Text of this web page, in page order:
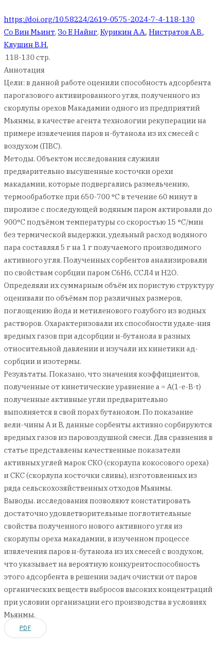
https://doi.org/10.58224/2619-0575-2024-7-4-118-130
Со Вин Мьинт, Зо Е Найнг, Курикин А.А., Нистратов А.В.,
Клушин В.Н.
118-130 стр.
Аннотация
Цели: в данной работе оценили способность адсорбента
парогазового активированного угля, полученного из
скорлупы орехов Макадамии одного из предприятий
Мьянмы, в качестве агента технологии рекуперации на
примере извлечения паров н-бутанола из их смесей с
воздухом (ПВС).
Методы. Объектом исследования служили
предварительно высушенные косточки орехи
макадамии, которые подвергались размельчению,
термообработке при 650-700 °С в течение 60 минут в
пиролизе с последующей водяным паром актировали до
900°С подъёмом температуры со скоростью 15 °С/мин
без термической выдержки, удельный расход водяного
пара составлял 5 г на 1 г получаемого производимого
активного угля. Полученных сорбентов анализировали
по свойствам сорбции паром C6H6, ССЛ4 и Н2О.
Определяли их суммарным объём их пористую структуру
оценивали по объёмам пор различных размеров,
поглощению йода и метиленового голубого из водных
растворов. Охарактеризовали их способности удале-ния
вредных газов при адсорбции н-бутанола в разных
относительной давлении и изучали их кинетики ад-
сорбции и изотермы.
Результаты. Показано, что значения коэффициентов,
полученные от кинетические уравнение а = А(1-e-В·τ)
полученные активные угли предварительно
выполняется в свой порах бутанолом. По показание
вели-чины А и B, данные сорбенты активно сорбируются
вредных газов из паровоздушной смеси. Для сравнения в
статье представлены качественные показатели
активных углей марок CКО (скорлупа кокосового ореха)
и СКС (скорлупа косточки сливы), изготовленных из
ряда сельскохозяйственных отходов Мьянмы.
Выводы. исследования позволяют констатировать
достаточно удовлетворительные поглотительные
свойства полученного нового активного угля из
скорлупы ореха макадамии, в изученном процессе
извлечения паров н-бутанола из их смесей с воздухом,
что указывает на вероятную конкурентоспособность
этого адсорбента в решении задач очистки от паров
органических веществ выбросов высоких концентраций
при условии организации его производства в условиях
Мьянмы.
PDF